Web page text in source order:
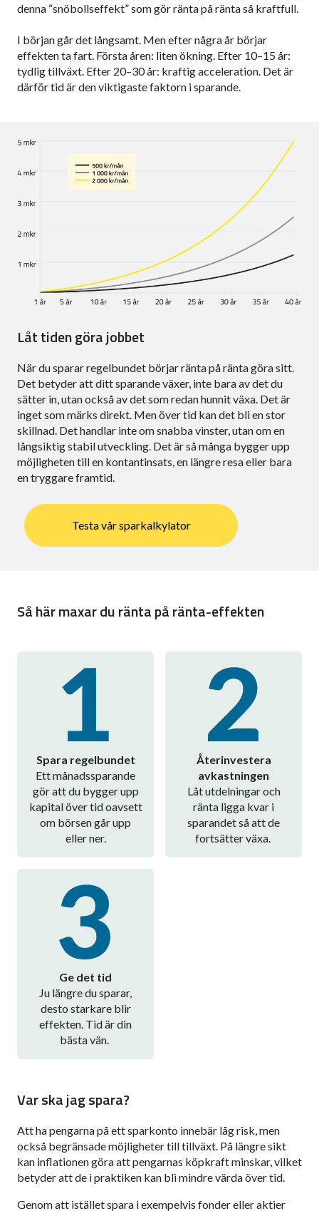
denna “snöbollseffekt” som gör ränta på ränta så kraftfull.
I början går det långsamt. Men efter några år börjar
effekten ta fart. Första åren: liten ökning. Efter 10–15 år:
tydlig tillväxt. Efter 20–30 år: kraftig acceleration. Det är
därför tid är den viktigaste faktorn i sparande.
Låt tiden göra jobbet
När du sparar regelbundet börjar ränta på ränta göra sitt.
Det betyder att ditt sparande växer, inte bara av det du
sätter in, utan också av det som redan hunnit växa. Det är
inget som märks direkt. Men över tid kan det bli en stor
skillnad. Det handlar inte om snabba vinster, utan om en
långsiktig stabil utveckling. Det är så många bygger upp
möjligheten till en kontantinsats, en längre resa eller bara
en tryggare framtid.
Testa vår sparkalkylator
Så här maxar du ränta på ränta-effekten
Spara regelbundet
Ett månadssparande
gör att du bygger upp
kapital över tid oavsett
om börsen går upp
eller ner.
Återinvestera
avkastningen
Låt utdelningar och
ränta ligga kvar i
sparandet så att de
fortsätter växa.
Ge det tid
Ju längre du sparar,
desto starkare blir
effekten. Tid är din
bästa vän.
Var ska jag spara?
Att ha pengarna på ett sparkonto innebär låg risk, men
också begränsade möjligheter till tillväxt. På längre sikt
kan inflationen göra att pengarnas köpkraft minskar, vilket
betyder att de i praktiken kan bli mindre värda över tid.
Genom att istället spara i exempelvis fonder eller aktier